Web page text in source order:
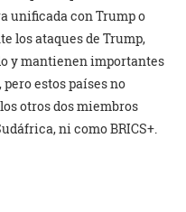
unificada con Trump o
los ataques de Trump,
y mantienen importantes
estos países no
otros dos miembros
ni como BRICS+.